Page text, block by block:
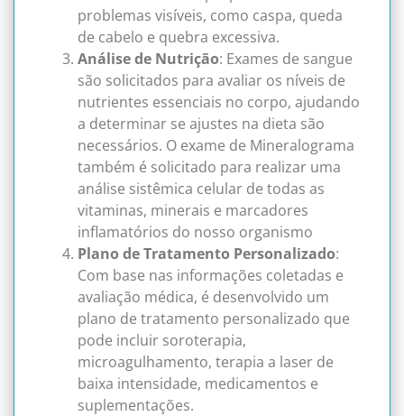
problemas visíveis, como caspa, queda
de cabelo e quebra excessiva.
Análise de Nutrição: Exames de sangue
são solicitados para avaliar os níveis de
nutrientes essenciais no corpo, ajudando
a determinar se ajustes na dieta são
necessários. O exame de Mineralograma
também é solicitado para realizar uma
análise sistêmica celular de todas as
vitaminas, minerais e marcadores
inflamatórios do nosso organismo
Plano de Tratamento Personalizado:
Com base nas informações coletadas e
avaliação médica, é desenvolvido um
plano de tratamento personalizado que
pode incluir soroterapia,
microagulhamento, terapia a laser de
baixa intensidade, medicamentos e
suplementações.